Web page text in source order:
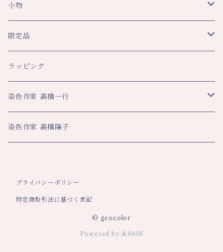
スカーフ・ショール
ショール
スカーフ
レディース
トップス
スカート・パンツ
メンズ
ネクタイ
マフラー・ストール
小物
文具
ペンケース
ブックカバー
生活
ハンカチ
大判ハンカチ
巾着
ビジネス
名刺入れ
ネックストラップ
その他
限定品
八幡平ドラゴンアイ関連
ハンカチ
スカーフ
数量限定企画品
平舘高校共同企画品
ラッピング
染色作家 高橋一行
アートクロス
染色作家 高橋陽子
プライバシーポリシー
特定商取引法に基づく表記
© geocolor
Powered by